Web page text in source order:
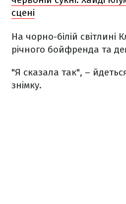
сцені
На чорно-білій світлині
річного бойфренда та
"Я сказала так", –
знімку.